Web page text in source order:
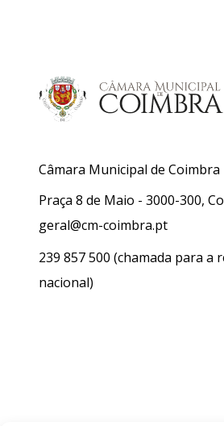
Câmara Municipal de Coimbra
Praça 8 de Maio - 3000-300,
geral@cm-coimbra.pt
239 857 500 (chamada para a
nacional)